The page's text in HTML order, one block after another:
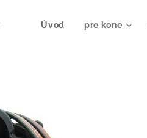
Úvod pre kone